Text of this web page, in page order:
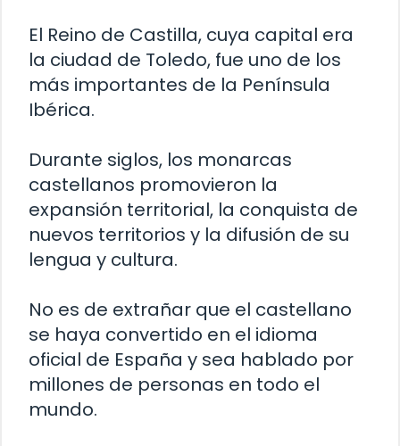
El Reino de Castilla, cuya capital era
la ciudad de Toledo, fue uno de los
más importantes de la Península
Ibérica.
Durante siglos, los monarcas
castellanos promovieron la
expansión territorial, la conquista de
nuevos territorios y la difusión de su
lengua y cultura.
No es de extrañar que el castellano
se haya convertido en el idioma
oficial de España y sea hablado por
millones de personas en todo el
mundo.